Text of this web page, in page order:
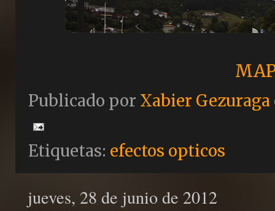
Publicado por Xabier Gezuraga
Etiquetas: efectos opticos
jueves, 28 de junio de 2012